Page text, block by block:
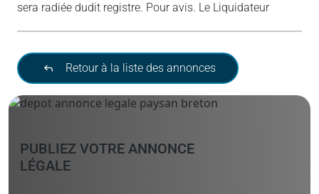
sera radiée dudit registre. Pour avis. Le Liquidateur
Retour à la liste des annonces
PUBLIEZ VOTRE ANNONCE
LÉGALE